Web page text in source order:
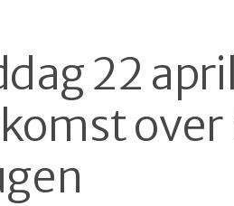
22 april
over